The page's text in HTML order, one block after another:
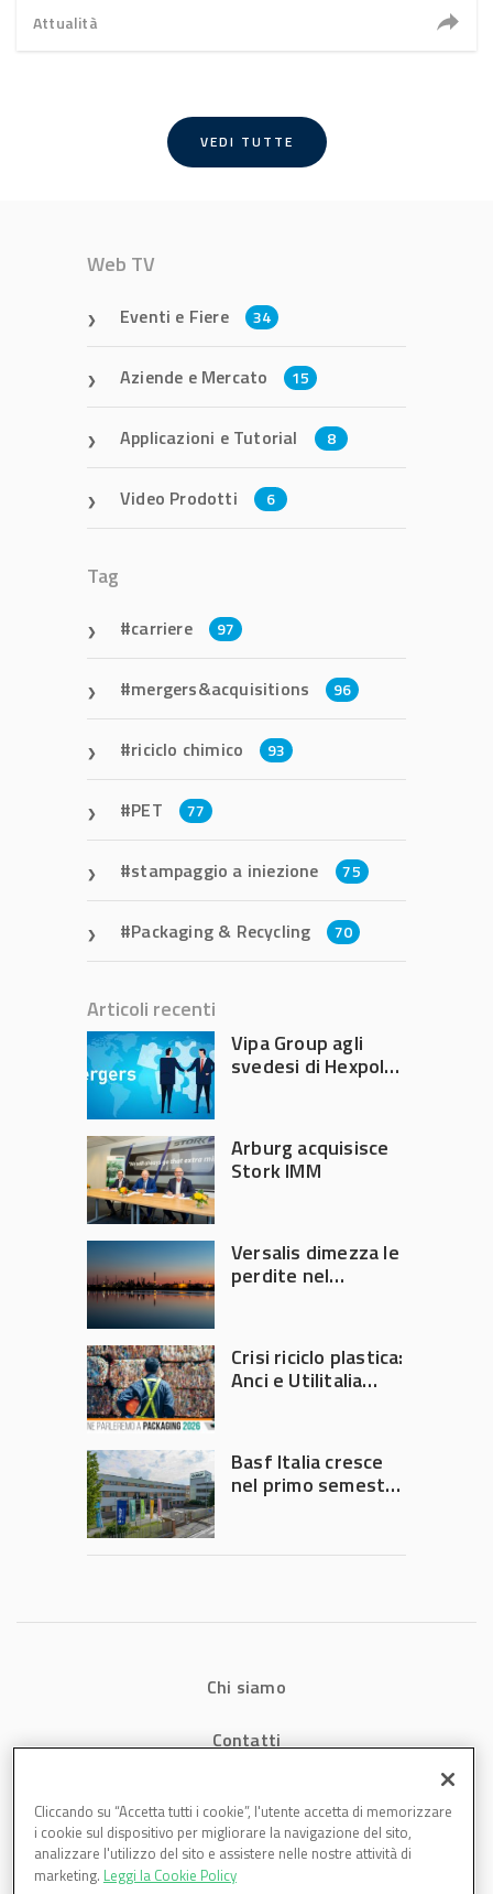
Attualità
VEDI TUTTE
Web TV
Eventi e Fiere 34
Aziende e Mercato 15
Applicazioni e Tutorial 8
Video Prodotti 6
Tag
carriere 97
mergers&acquisitions 96
riciclo chimico 93
PET 77
stampaggio a iniezione 75
Packaging & Recycling 70
Articoli recenti
Vipa Group agli
svedesi di Hexpol
Arburg acquisisce
Stork IMM
Versalis dimezza le
perdite nel
Crisi riciclo plastica:
Anci e Utilitalia
Governo
Basf Italia cresce
nel primo semestre
Chi siamo
Contatti
Cookies
Cliccando su “Accetta tutti i cookie”, l'utente accetta di memorizzare
i cookie sul dispositivo per migliorare la navigazione del sito,
analizzare l'utilizzo del sito e assistere nelle nostre attività di
marketing. Leggi la Cookie Policy